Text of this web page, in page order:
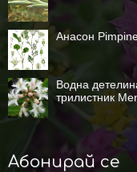
Анасон
Водна
трилистник
Абонирай се